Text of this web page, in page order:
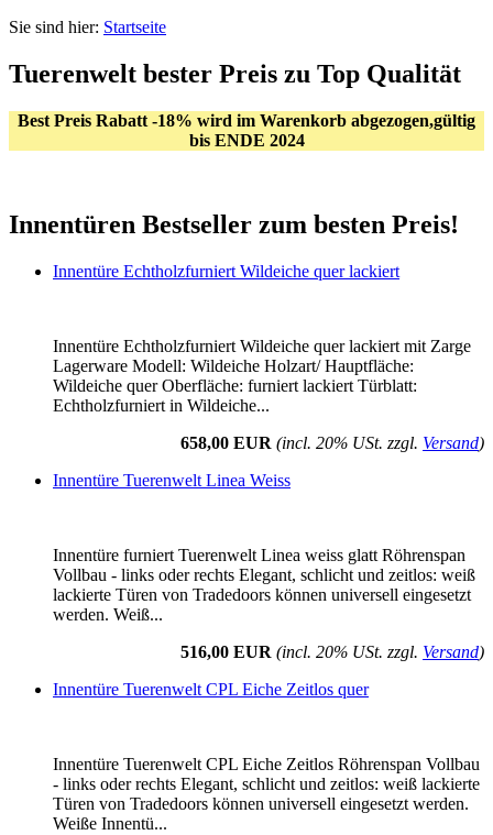
Sie sind hier: Startseite
Tuerenwelt bester Preis zu Top Qualität
Best Preis Rabatt -18% wird im Warenkorb abgezogen,gültig
bis ENDE 2024
Innentüren Bestseller zum besten Preis!
Innentüre Echtholzfurniert Wildeiche quer lackiert
Innentüre Echtholzfurniert Wildeiche quer lackiert mit Zarge
Lagerware Modell: Wildeiche Holzart/ Hauptfläche:
Wildeiche quer Oberfläche: furniert lackiert Türblatt:
Echtholzfurniert in Wildeiche...
658,00 EUR (incl. 20% USt. zzgl. Versand)
Innentüre Tuerenwelt Linea Weiss
Innentüre furniert Tuerenwelt Linea weiss glatt Röhrenspan
Vollbau - links oder rechts Elegant, schlicht und zeitlos: weiß
lackierte Türen von Tradedoors können universell eingesetzt
werden. Weiß...
516,00 EUR (incl. 20% USt. zzgl. Versand)
Innentüre Tuerenwelt CPL Eiche Zeitlos quer
Innentüre Tuerenwelt CPL Eiche Zeitlos Röhrenspan Vollbau
- links oder rechts Elegant, schlicht und zeitlos: weiß lackierte
Türen von Tradedoors können universell eingesetzt werden.
Weiße Innentü...